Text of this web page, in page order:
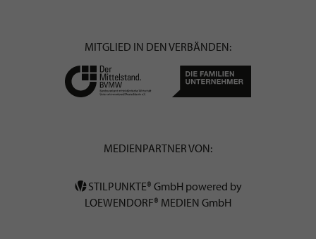
MITGLIED IN DEN VERBÄNDEN:
MEDIENPARTNER VON:
STILPUNKTE® GmbH powered by
LOEWENDORF® MEDIEN GmbH